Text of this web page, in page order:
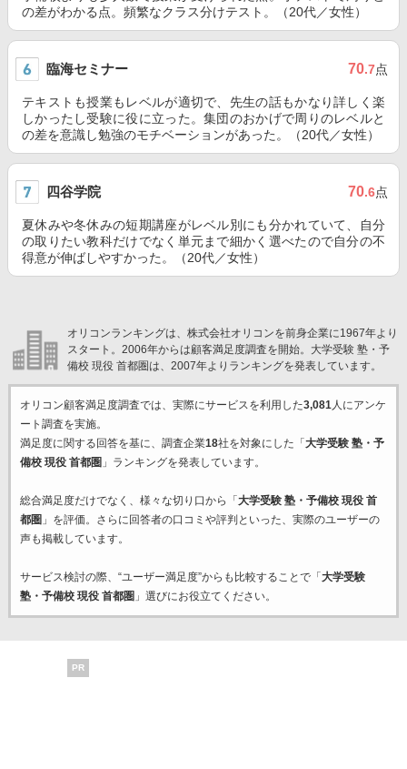
の差がわかる点。頻繁なクラス分けテスト。（20代／女性）
臨海セミナー 70.7点
テキストも授業もレベルが適切で、先生の話もかなり詳しく楽
しかったし受験に役に立った。集団のおかげで周りのレベルと
の差を意識し勉強のモチベーションがあった。（20代／女性）
四谷学院 70.6点
夏休みや冬休みの短期講座がレベル別にも分かれていて、自分
の取りたい教科だけでなく単元まで細かく選べたので自分の不
得意が伸ばしやすかった。（20代／女性）
オリコンランキングは、株式会社オリコンを前身企業に1967年より
スタート。2006年からは顧客満足度調査を開始。大学受験 塾・予
備校 現役 首都圏は、2007年よりランキングを発表しています。
オリコン顧客満足度調査では、実際にサービスを利用した3,081人にアンケ
ート調査を実施。
満足度に関する回答を基に、調査企業18社を対象にした「 大学受験 塾・予
備校 現役 首都圏 」ランキングを発表しています。
総合満足度だけでなく、様々な切り口から「 大学受験 塾・予備校 現役 首
都圏 」を評価。さらに回答者の口コミや評判といった、実際のユーザーの
声も掲載しています。
サービス検討の際、“ユーザー満足度”からも比較することで「 大学受験
塾・予備校 現役 首都圏 」選びにお役立てください。
PR